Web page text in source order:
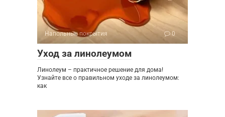
Напольные покрытия 0
Уход за линолеумом
Линолеум – практичное решение для дома!
Узнайте все о правильном уходе за линолеумом:
как